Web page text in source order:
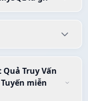
Truy Vấn
Tuyến miễn